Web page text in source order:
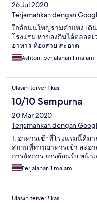
26 Jul 2020
Terjemahkan dengan
ใกล้ถนนใหญ่รามคำแหง เดิน
โรงแรม หาของกินได้ตลอด
อาหาร ห้องสวย สะอาด
Ashton, perjalanan 1 malam
Ulasan terverifikasi
10/10 Sempurna
20 Mar 2020
Terjemahkan dengan
1. อาหารเช้าที่โรงแรมนี้ดีม
สถานที่ทานอาหารเข้า สะอ
การจัดการ การต้อนรับ หน้า
Perjalanan 1 malam
Ulasan terverifikasi